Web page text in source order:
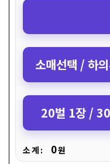
소매선택 / 하
20벌 1장 /
소 계 : 0원